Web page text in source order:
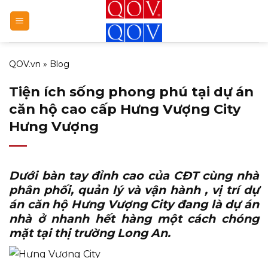
qua
nội
dung
QOV.vn » Blog
Tiện ích sống phong phú tại dự án
căn hộ cao cấp Hưng Vượng City
Hưng Vượng
Dưới bàn tay đỉnh cao của CĐT cùng nhà
phân phối, quản lý và vận hành , vị trí dự
án căn hộ Hưng Vượng Cityđang là dự án
nhà ở nhanh hết hàng một cách chóng
mặt tại thị trường Long An.